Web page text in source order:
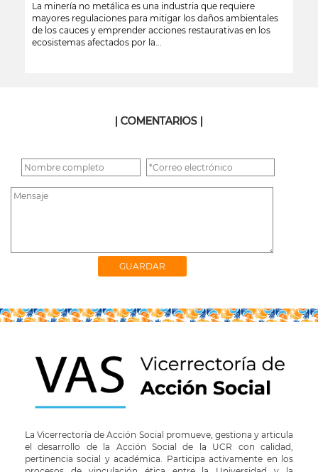
La minería no metálica es una industria que requiere
mayores regulaciones para mitigar los daños ambientales
de los cauces y emprender acciones restaurativas en los
ecosistemas afectados por la...
| COMENTARIOS |
La Vicerrectoría de Acción Social promueve, gestiona y articula
el desarrollo de la Acción Social de la UCR con calidad,
pertinencia social y académica. Participa activamente en los